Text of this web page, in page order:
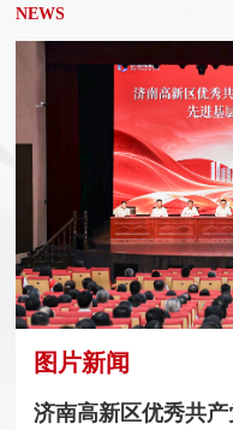
NEWS
图片新闻
济南高新区优秀共